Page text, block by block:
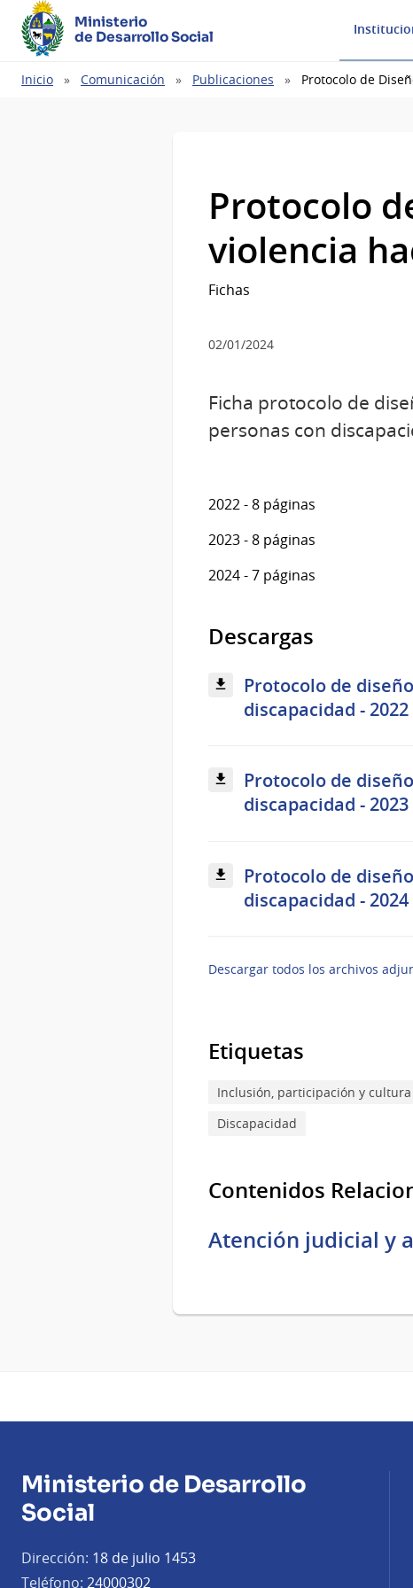
Ministerio
de Desarrollo Social
Ruta
Inicio Comunicación Publicaciones Protocolo de
Protocolo
violencia
Fichas
02/01/2024
Ficha protocolo de
personas con
2022 - 8 páginas
2023 - 8 páginas
2024 - 7 páginas
Descargas
Protocolo de
discapacidad -
Protocolo de
discapacidad -
Protocolo de
discapacidad - 2024
Descargar todos los archivos
Etiquetas
Inclusión, participación y cultura
Discapacidad
Contenidos
Atención judicial y
Ministerio de Desarrollo
Social
Dirección: 18 de julio 1453
Teléfono: 24000302